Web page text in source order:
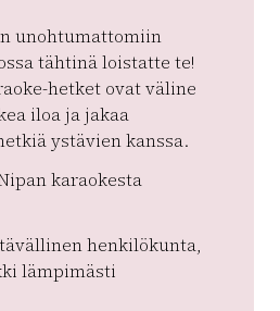
unohtumattomiin
tähtinä loistatte te!
hetket ovat väline
iloa ja jakaa
ystävien kanssa.
karaokesta
henkilökunta,
lämpimästi